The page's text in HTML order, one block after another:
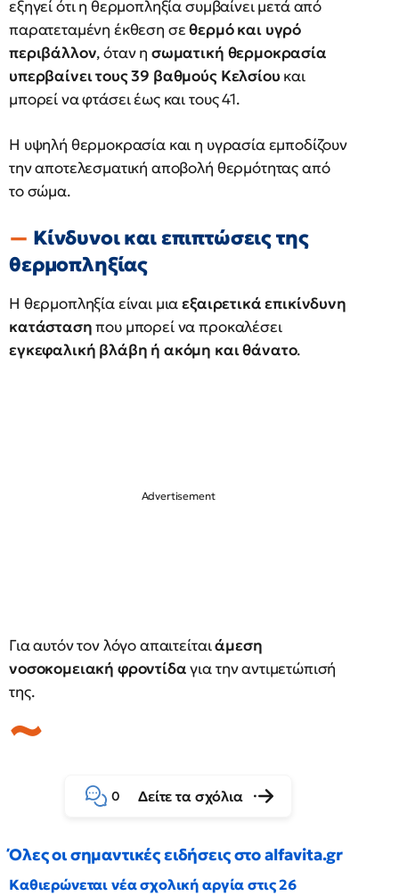
εξηγεί ότι η θερμοπληξία συμβαίνει μετά από
παρατεταμένη έκθεση σεθερμό και υγρό
περιβάλλον, όταν η σωματική θερμοκρασία
υπερβαίνει τους 39 βαθμούς Κελσίου και
μπορεί να φτάσει έως και τους 41.
Η υψηλή θερμοκρασία και η υγρασία εμποδίζουν
την αποτελεσματική αποβολή θερμότητας από
το σώμα.
Κίνδυνοι και επιπτώσεις της
θερμοπληξίας
Η θερμοπληξία είναι μιαεξαιρετικά επικίνδυνη
κατάστασηπου μπορεί να προκαλέσει
εγκεφαλική βλάβη ή ακόμη και θάνατο.
Για αυτόν τον λόγο απαιτείταιάμεση
νοσοκομειακή φροντίδαγια την αντιμετώπισή
της.
0 Δείτε τα σχόλια
Όλες οι σημαντικές ειδήσεις στο alfavita.gr
Καθιερώνεται νέα σχολική αργία στις 26